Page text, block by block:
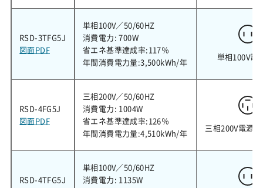
RSD-3TFG5J
図面PDF
単相100V／50/60HZ
消費電力: 700W
省エネ基準達成率:117％
年間消費電力量:3,500kWh/年
単相100V電
RSD-4FG5J
図面PDF
三相200V／50/60HZ
消費電力: 1004W
省エネ基準達成率:126％
年間消費電力量:4,510kWh/年
三相200V電源
RSD-4TFG5J
単相100V／50/60HZ
消費電力: 1135W